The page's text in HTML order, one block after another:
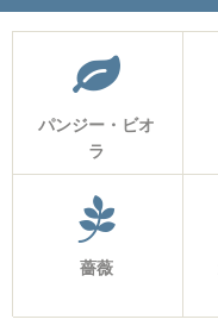
パンジー・ビオ
ラ
薔薇